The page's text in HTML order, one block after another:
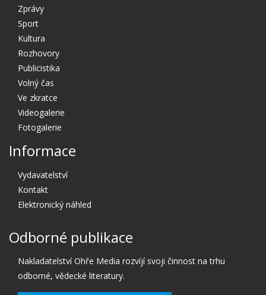
Zprávy
Sport
Kultura
Rozhovory
Publicistika
Volný čas
Ve zkratce
Videogalerie
Fotogalerie
Informace
Vydavatelství
Kontakt
Elektronický náhled
Odborné publikace
Nakladatelství Ohře Media rozvíjí svoji činnost na trhu
odborné, vědecké literatury.